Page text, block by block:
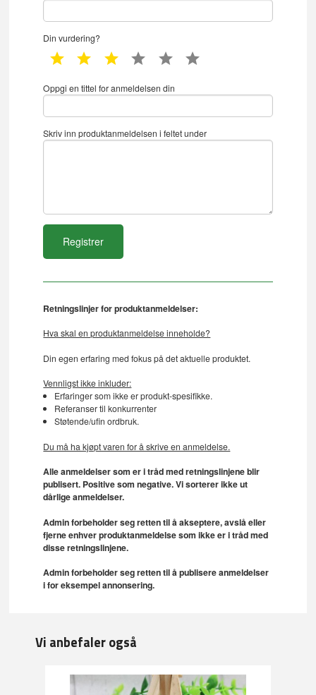
Din vurdering?
1 star 2 star 3 star 4 star 5 star
Oppgi en tittel for anmeldelsen din
Skriv inn produktanmeldelsen i feltet under
Retningslinjer for produktanmeldelser:
Hva skal en produktanmeldelse inneholde?
Din egen erfaring med fokus på det aktuelle produktet.
Vennligst ikke inkluder:
Erfaringer som ikke er produkt-spesifikke.
Referanser til konkurrenter
Støtende/ufin ordbruk.
Du må ha kjøpt varen for å skrive en anmeldelse.
Alle anmeldelser som er i tråd med retningslinjene blir
publisert. Positive som negative. Vi sorterer ikke ut
dårlige anmeldelser.
Admin forbeholder seg retten til å akseptere, avslå eller
fjerne enhver produktanmeldelse som ikke er i tråd med
disse retningslinjene.
Admin forbeholder seg retten til å publisere anmeldelser
i for eksempel annonsering.
Vi anbefaler også